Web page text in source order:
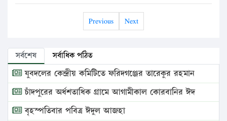
Previous Next
সর্বশেষ সর্বাধিক পঠিত
যুবদলের কেন্দ্রীয় কমিটিতে ফরিদগঞ্জের তারেকুর রহমান
চাঁদপুরের অর্ধশতাধিক গ্রামে আগামীকাল কোরবানির ঈদ
বৃহস্পতিবার পবিত্র ঈদুল আজহা